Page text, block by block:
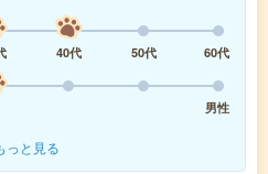
40代 50代
60代
男性
っと見る